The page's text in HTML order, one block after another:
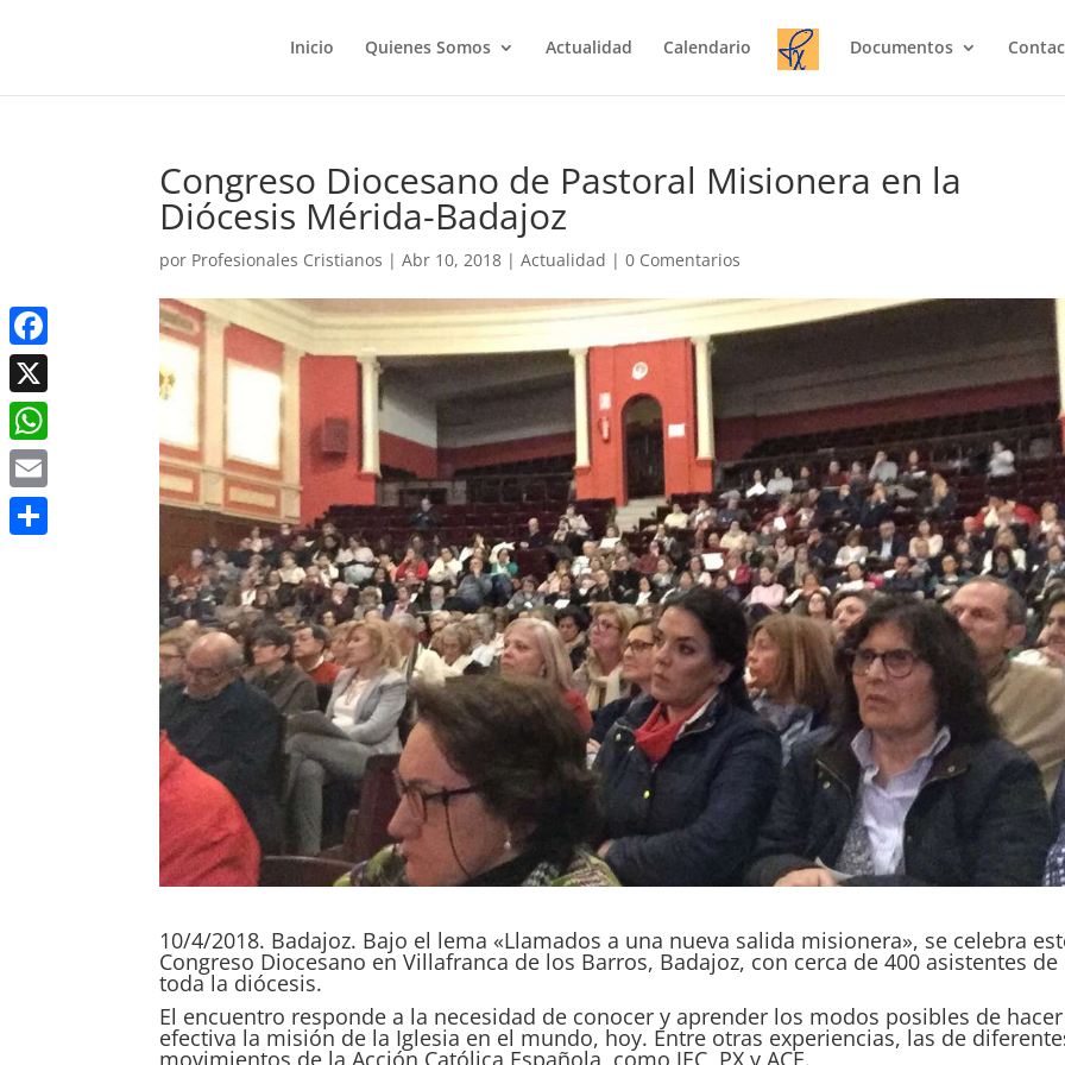
Inicio Quienes Somos Actualidad Calendario Documentos
Congreso Diocesano de Pastoral Misionera en la
Diócesis Mérida-Badajoz
por Profesionales Cristianos |Abr 10, 2018 |Actualidad |0 Comentarios
10/4/2018. Badajoz. Bajo el lema «Llamados a una nueva salida misionera», se celebra
Congreso Diocesano en Villafranca de los Barros, Badajoz, con cerca de 400 asistentes de
toda la diócesis.
El encuentro responde a la necesidad de conocer y aprender los modos posibles de hacer
efectiva la misión de la Iglesia en el mundo, hoy. Entre otras experiencias, las de
movimientos de la Acción Católica Española, como JEC, PX y ACE.
Facebook
X
WhatsApp
Email